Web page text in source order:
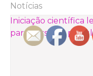
Notícias
DE
Iniciação científica
para cursinho